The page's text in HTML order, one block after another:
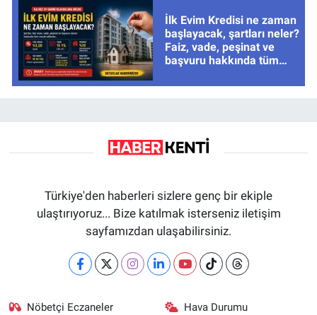
İlk Evim Kredisi ne zaman
başlayacak, şartları neler?
Faiz, vade, peşinat ve
başvuru hakkında tüm
Türkiye'den haberleri sizlere genç bir ekiple
ulaştırıyoruz... Bize katılmak isterseniz iletişim
sayfamızdan ulaşabilirsiniz.
Nöbetçi Eczaneler Hava Durumu